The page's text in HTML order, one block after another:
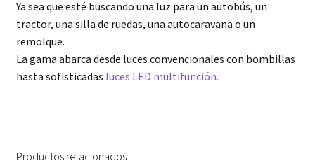
Ya sea que esté buscando una luz para un autobús, un
tractor, una silla de ruedas, una autocaravana o un
remolque.
La gama abarca desde luces convencionales con bombillas
hasta sofisticadas luces LED multifunción.
Productos relacionados